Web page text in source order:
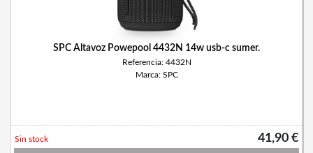
SPC Altavoz Powepool 4432N 14w usb-c sumer.
Referencia: 4432N
Marca: SPC
41,90 €
Sin stock